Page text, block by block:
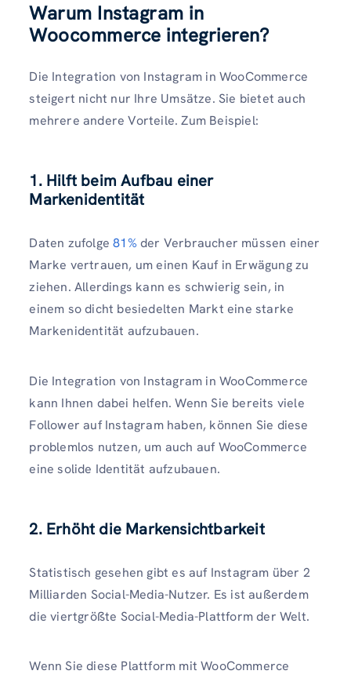
Warum Instagram in
Woocommerce integrieren?
Die Integration von Instagram in WooCommerce
steigert nicht nur Ihre Umsätze. Sie bietet auch
mehrere andere Vorteile. Zum Beispiel:
1. Hilft beim Aufbau einer
Markenidentität
Daten zufolge81% der Verbraucher müssen einer
Marke vertrauen, um einen Kauf in Erwägung zu
ziehen. Allerdings kann es schwierig sein, in
einem so dicht besiedelten Markt eine starke
Markenidentität aufzubauen.
Die Integration von Instagram in WooCommerce
kann Ihnen dabei helfen. Wenn Sie bereits viele
Follower auf Instagram haben, können Sie diese
problemlos nutzen, um auch auf WooCommerce
eine solide Identität aufzubauen.
2. Erhöht die Markensichtbarkeit
Statistisch gesehen gibt es auf Instagram über 2
Milliarden Social-Media-Nutzer. Es ist außerdem
die viertgrößte Social-Media-Plattform der Welt.
Wenn Sie diese Plattform mit WooCommerce